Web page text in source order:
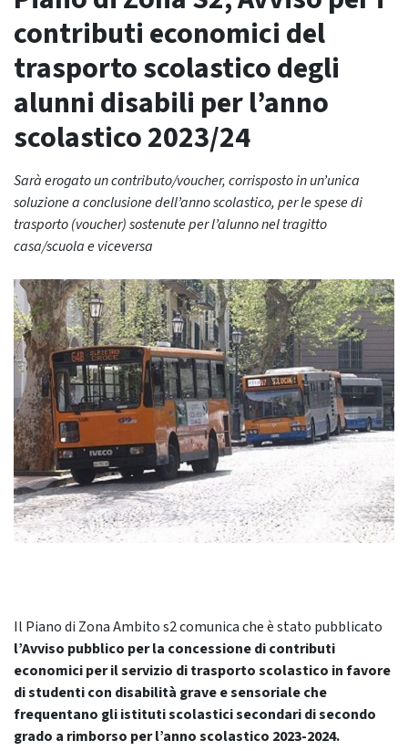
contributi economici del
trasporto scolastico degli
alunni disabili per l’anno
scolastico 2023/24
Sarà erogato un contributo/voucher, corrisposto in un’unica
soluzione a conclusione dell’anno scolastico, per le spese di
trasporto (voucher) sostenute per l’alunno nel tragitto
casa/scuola e viceversa
Il Piano di Zona Ambito s2 comunica che è stato pubblicato
l’Avviso pubblico per la concessione di contributi
economici per il servizio di trasporto scolastico in favore
di studenti con disabilità grave e sensoriale che
frequentano gli istituti scolastici secondari di secondo
grado a rimborso per l’anno scolastico 2023-2024.